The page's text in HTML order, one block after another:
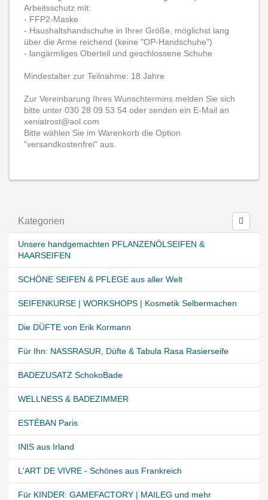
Arbeitsschutz mit:
- FFP2-Maske
- Haushaltshandschuhe in Ihrer Größe, möglichst lang
über die Arme reichend (keine "OP-Handschuhe")
- langärmliges Oberteil und geschlossene Schuhe
Mindestalter zur Teilnahme: 18 Jahre
Zur Vereinbarung Ihres Wunschtermins melden Sie sich
bitte unter 030 28 09 53 54 oder senden ein E-Mail an
xeniatrost@aol.com
Bitte wählen Sie im Warenkorb die Option
"versandkostenfrei" aus.
Kategorien
Unsere handgemachten PFLANZENÖLSEIFEN &
HAARSEIFEN
SCHÖNE SEIFEN & PFLEGE aus aller Welt
SEIFENKURSE | WORKSHOPS | Kosmetik Selbermachen
Die DÜFTE von Erik Kormann
Für Ihn: NASSRASUR, Düfte & Tabula Rasa Rasierseife
BADEZUSATZ SchokoBade
WELLNESS & BADEZIMMER
ESTÉBAN Paris
INIS aus Irland
L'ART DE VIVRE - Schönes aus Frankreich
Für KINDER: GAMEFACTORY | MAILEG und mehr